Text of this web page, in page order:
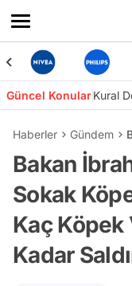
Güncel KonularKural
Haberler Gündem
Bakan
Sokak
Kaç Köpek
Kadar